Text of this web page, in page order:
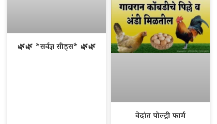
🌿🌿 *सर्वज्ञ सीड्स* 🌿🌿
वेदांत पोल्ट्री फार्म